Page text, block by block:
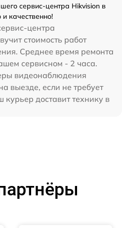
сервис-центра Hikvision в
качественно!
центра
стоимость работ
Среднее время ремонта
сервисном - 2 часа.
видеонаблюдения
выезде, если не требует
доставит технику в